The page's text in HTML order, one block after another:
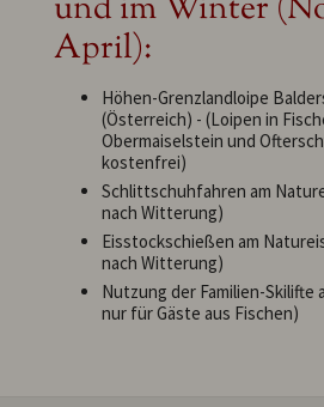
und im Winter
April):
Höhen-Grenzlandloipe
(Österreich) - (Loipen in
Obermaiselstein und
kostenfrei)
Schlittschuhfahren am
nach Witterung)
Eisstockschießen am
nach Witterung)
Nutzung der Familien-Skilifte
nur für Gäste aus Fischen)